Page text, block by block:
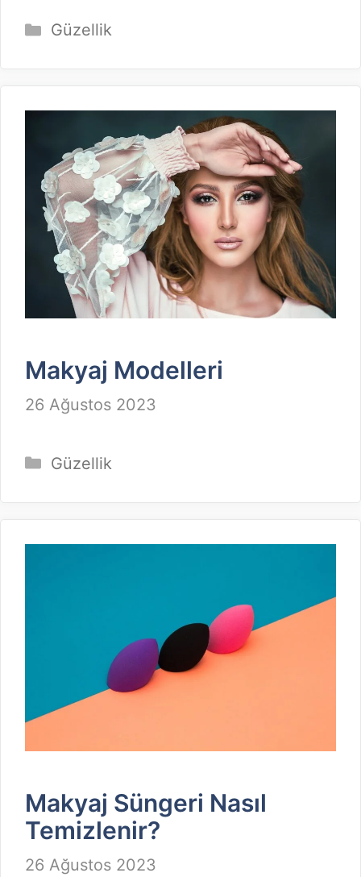
Kategoriler
Güzellik
Makyaj Modelleri
26 Ağustos 2023
Kategoriler
Güzellik
Makyaj Süngeri Nasıl
Temizlenir?
26 Ağustos 2023